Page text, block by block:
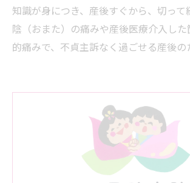
知識が身につき、産後すぐから、切っ
陰（おまた）の痛みや産後医療介入し
的痛みで、不貞主訴なく過ごせる産後